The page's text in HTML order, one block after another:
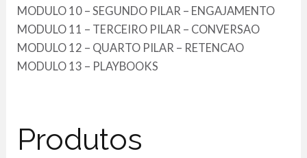
MODULO 10 – SEGUNDO PILAR – ENGAJAMENTO
MODULO 11 – TERCEIRO PILAR – CONVERSAO
MODULO 12 – QUARTO PILAR – RETENCAO
MODULO 13 – PLAYBOOKS
Produtos